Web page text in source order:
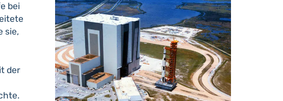
bei
sie,
der